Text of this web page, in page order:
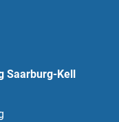
Saarburg-Kell